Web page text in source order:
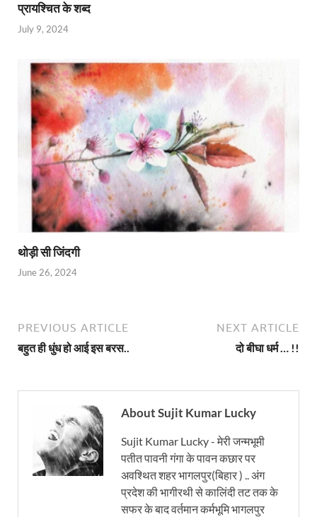
प्रायश्चित के शब्द
July 9, 2024
थोड़ी सी जिंदगी
June 26, 2024
PREVIOUS ARTICLE
बहुत ही धुंध हो आई इस बरस..
NEXT ARTICLE
दो बीघा धर्म … !!
About Sujit Kumar Lucky
Sujit Kumar Lucky - मेरी जन्मभूमी
पतीत पावनी गंगा के पावन कछार पर
अवश्थित शहर भागलपुर(बिहार ) .. अंग
प्रदेश की भागीरथी से कालिंदी तट तक के
सफर के बाद वर्तमान कर्मभूमि भागलपुर